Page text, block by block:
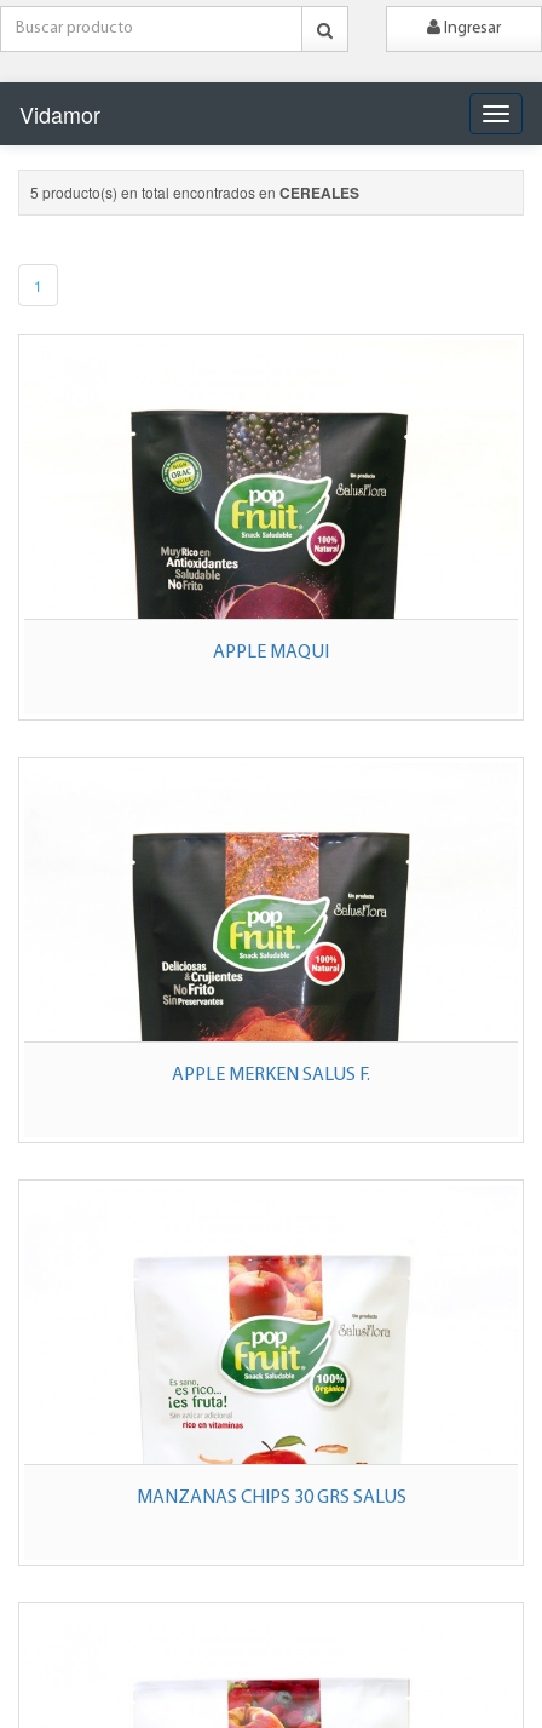
Ingresar
Vidamor
5 producto(s) en total encontrados en CEREALES
1
APPLE MAQUI
APPLE MERKEN SALUS F.
MANZANAS CHIPS 30 GRS SALUS